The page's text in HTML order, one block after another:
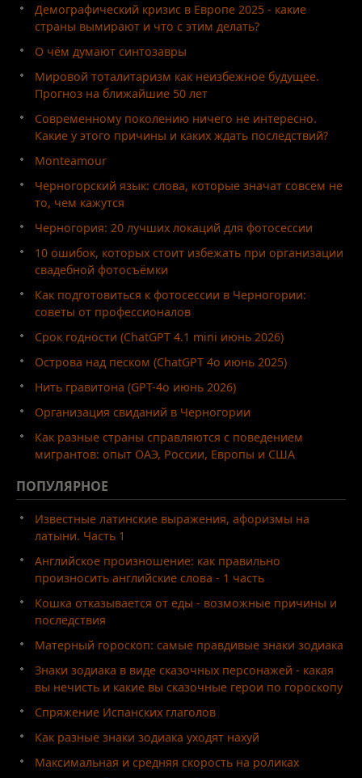
Демографический кризис в Европе 2025 - какие
страны вымирают и что с этим делать?
О чём думают синтозавры
Мировой тоталитаризм как неизбежное будущее.
Прогноз на ближайшие 50 лет
Современному поколению ничего не интересно.
Какие у этого причины и каких ждать последствий?
Monteamour
Черногорский язык: слова, которые значат совсем не
то, чем кажутся
Черногория: 20 лучших локаций для фотосессии
10 ошибок, которых стоит избежать при организации
свадебной фотосъёмки
Как подготовиться к фотосессии в Черногории:
советы от профессионалов
Срок годности (ChatGPT 4.1 mini июнь 2026)
Острова над песком (ChatGPT 4o июнь 2025)
Нить гравитона (GPT-4o июнь 2026)
Организация свиданий в Черногории
Как разные страны справляются с поведением
мигрантов: опыт ОАЭ, России, Европы и США
ПОПУЛЯРНОЕ
Известные латинские выражения, афоризмы на
латыни. Часть 1
Английское произношение: как правильно
произносить английские слова - 1 часть
Кошка отказывается от еды - возможные причины и
последствия
Матерный гороскоп: самые правдивые знаки зодиака
Знаки зодиака в виде сказочных персонажей - какая
вы нечисть и какие вы сказочные герои по гороскопу
Спряжение Испанских глаголов
Как разные знаки зодиака уходят нахуй
Максимальная и средняя скорость на роликах